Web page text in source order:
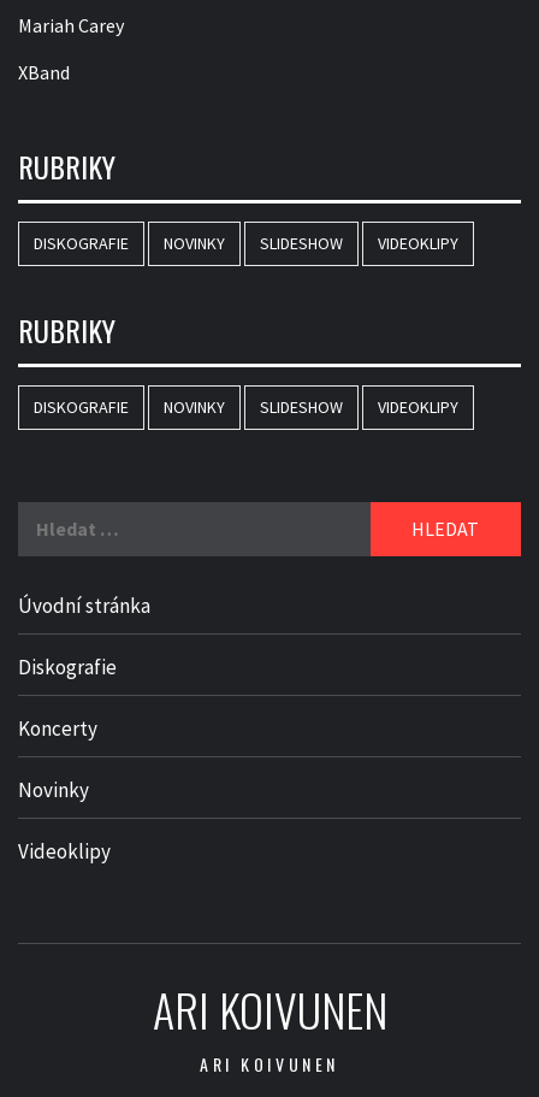
Mariah Carey
XBand
RUBRIKY
DISKOGRAFIE NOVINKY SLIDESHOW VIDEOKLIPY
RUBRIKY
DISKOGRAFIE NOVINKY SLIDESHOW VIDEOKLIPY
Úvodní stránka
Diskografie
Koncerty
Novinky
Videoklipy
ARI KOIVUNEN
ARI KOIVUNEN